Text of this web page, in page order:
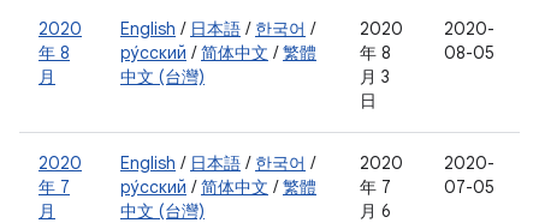
2020
年 8
月
English / 日本語 / 한국어 /
ру́сский /简体中文 /繁體
中文 (台灣)
2020
年 8
月 3
日
2020-
08-05
2020
年 7
月
English / 日本語 / 한국어 /
ру́сский /简体中文 /繁體
中文 (台灣)
2020
年 7
月 6
2020-
07-05